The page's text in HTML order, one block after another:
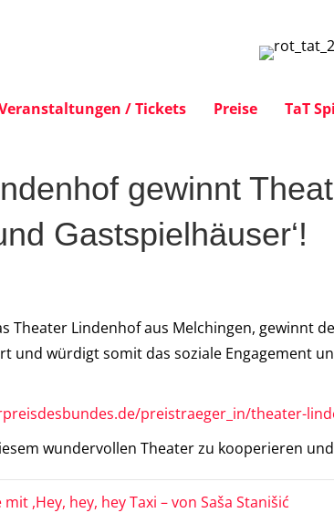
/ Tickets Preise TaT
gewinnt
Gastspielhäuser‘!
Theater Lindenhof aus Melchingen, gewinnt
und würdigt somit das soziale Engagement
preistraeger_in/theater-
wundervollen Theater zu kooperieren
,Hey, hey, hey Taxi – von Saša Stanišić